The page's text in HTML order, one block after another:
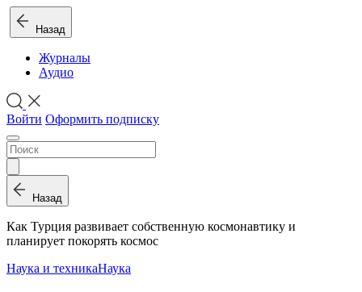
Назад
Журналы
Аудио
Войти Оформить подписку
Назад
Как Турция развивает собственную космонавтику и
планирует покорять космос
Наука и техникаНаука